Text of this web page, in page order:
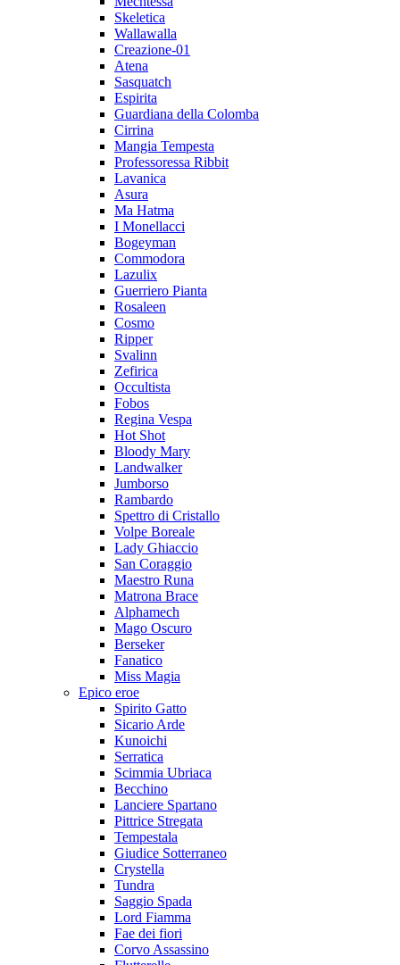
Skeletica
Wallawalla
Creazione-01
Atena
Sasquatch
Espirita
Guardiana della Colomba
Cirrina
Mangia Tempesta
Professoressa Ribbit
Lavanica
Asura
Ma Hatma
I Monellacci
Bogeyman
Commodora
Lazulix
Guerriero Pianta
Rosaleen
Cosmo
Ripper
Svalinn
Zefirica
Occultista
Fobos
Regina Vespa
Hot Shot
Bloody Mary
Landwalker
Jumborso
Rambardo
Spettro di Cristallo
Volpe Boreale
Lady Ghiaccio
San Coraggio
Maestro Runa
Matrona Brace
Alphamech
Mago Oscuro
Berseker
Fanatico
Miss Magia
Epico eroe
Spirito Gatto
Sicario Arde
Kunoichi
Serratica
Scimmia Ubriaca
Becchino
Lanciere Spartano
Pittrice Stregata
Tempestala
Giudice Sotterraneo
Crystella
Tundra
Saggio Spada
Lord Fiamma
Fae dei fiori
Corvo Assassino